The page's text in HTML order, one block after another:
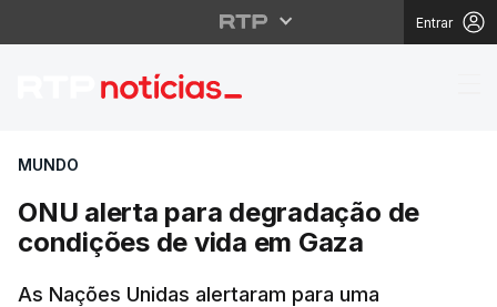
Entrar
ONU alerta para
MUNDO
ONU alerta para degradação de
condições de vida em Gaza
As Nações Unidas alertaram para uma